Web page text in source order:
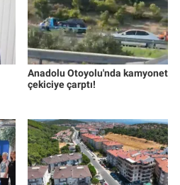
Anadolu Otoyolu'nda kamyonet
çekiciye çarptı!